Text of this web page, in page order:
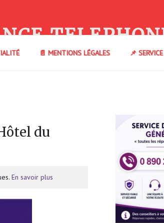
📄 MENTIONS LÉGALES 📌
du
En savoir plus